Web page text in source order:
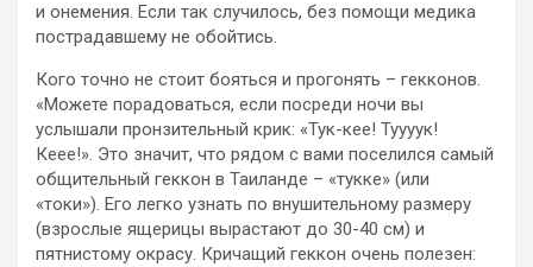
и онемения. Если так случилось, без помощи медика
пострадавшему не обойтись.
Кого точно не стоит бояться и прогонять – гекконов.
«Можете порадоваться, если посреди ночи вы
услышали пронзительный крик: «Тук-кее! Туууук!
Кеее!». Это значит, что рядом с вами поселился самый
общительный геккон в Таиланде – «тукке» (или
«токи»). Его легко узнать по внушительному размеру
(взрослые ящерицы вырастают до 30-40 см) и
пятнистому окрасу. Кричащий геккон очень полезен: